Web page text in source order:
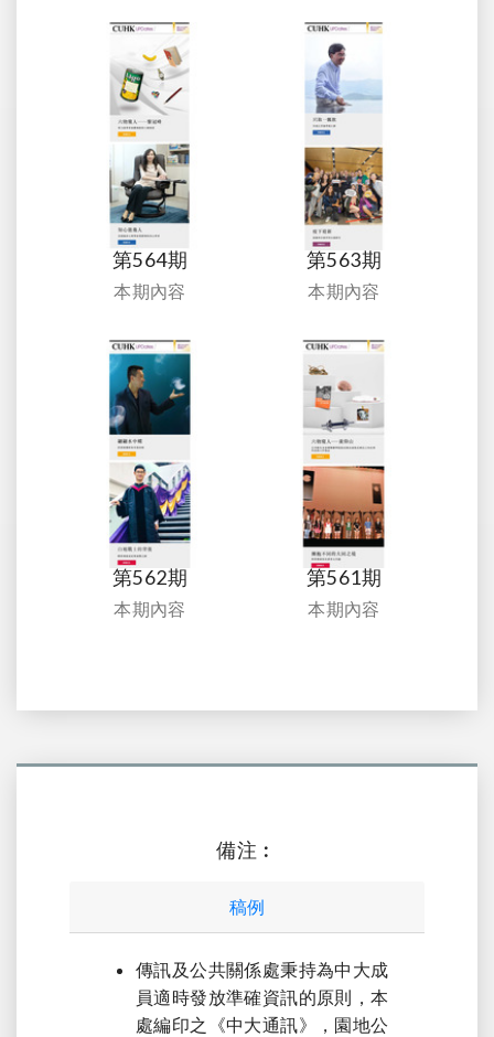
第564期
本期內容
第563期
本期內容
第562期
本期內容
第561期
本期內容
備注︰
稿例
傳訊及公共關係處秉持為中大成
員適時發放準確資訊的原則，本
處編印之《中大通訊》，園地公